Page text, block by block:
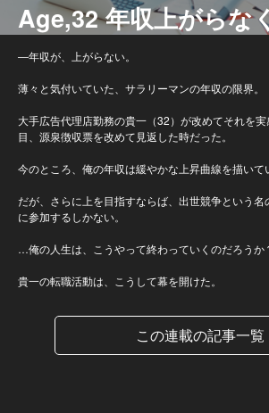
Age,32 年収上がらな
―年収が、上がらない。
薄々と気付いていた、サラリーマンの年収の限界。
大手広告代理店勤務の貴一（32）が改めてそれを
目、源泉徴収票を改めて見返した時だった。
今のところ、俺の年収は緩やかな上昇曲線を描いて
だが、さらに上を目指すならば、出世競争という
に参加するしかない。
…俺の人生は、こうやって終わっていくのだろうか
貴一の転職活動は、こうして幕を開けた。
この連載の記事一覧